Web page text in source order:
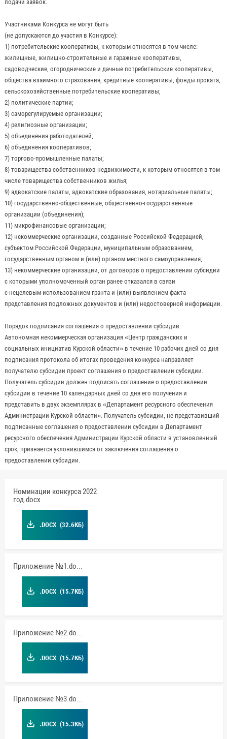
подачи заявок.
Участниками Конкурса не могут быть
(не допускаются до участия в Конкурсе):
1) потребительские кооперативы, к которым относятся в том числе:
жилищные, жилищно-строительные и гаражные кооперативы,
садоводческие, огороднические и дачные потребительские кооперативы,
общества взаимного страхования, кредитные кооперативы, фонды проката,
сельскохозяйственные потребительские кооперативы;
2) политические партии;
3) саморегулируемые организации;
4) религиозные организации;
5) объединения работодателей;
6) объединения кооперативов;
7) торгово-промышленные палаты;
8) товарищества собственников недвижимости, к которым относятся в том
числе товарищества собственников жилья;
9) адвокатские палаты, адвокатские образования, нотариальные палаты;
10) государственно-общественные, общественно-государственные
организации (объединения);
11) микрофинансовые организации;
12) некоммерческие организации, созданные Российской Федерацией,
субъектом Российской Федерации, муниципальным образованием,
государственным органом и (или) органом местного самоуправления;
13) некоммерческие организации, от договоров о предоставлении субсидии
с которыми уполномоченный орган ранее отказался в связи
с нецелевым использованием гранта и (или) выявлением факта
представления подложных документов и (или) недостоверной информации.
Порядок подписания соглашения о предоставлении субсидии:
Автономная некоммерческая организация «Центр гражданских и
социальных инициатив Курской области» в течение 10 рабочих дней со дня
подписания протокола об итогах проведения конкурса направляет
получателю субсидии проект соглашения о предоставлении субсидии.
Получатель субсидии должен подписать соглашение о предоставлении
субсидии в течение 10 календарных дней со дня его получения и
представить в двух экземплярах в «Департамент ресурсного обеспечения
Администрации Курской области». Получатель субсидии, не представивший
подписанные соглашения о предоставлении субсидии в Департамент
ресурсного обеспечения Администрации Курской области в установленный
срок, признается уклонившимся от заключения соглашения о
предоставлении субсидии.
Номинации конкурса 2022
год.docx
.DOCX (32.6КБ)
Приложение №1.docx
.DOCX (15.7КБ)
.DOCX (15.7КБ)
Приложение №3.docx
.DOCX (15.3КБ)